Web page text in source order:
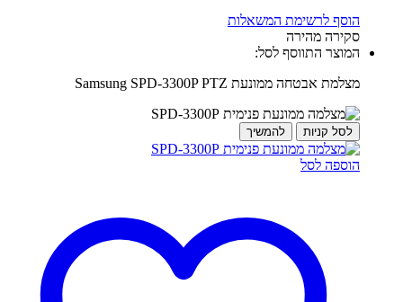
הוסף לרשימת המשאלות
סקירה מהירה
המוצר התווסף לסל:
מצלמת אבטחה ממונעת Samsung SPD-3300P PTZ
לסל קניות להמשיך
הוספה לסל